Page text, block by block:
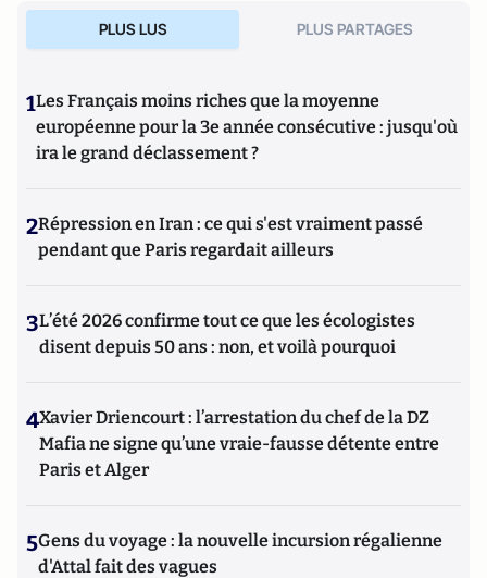
PLUS LUS PLUS PARTAGES
1Les Français moins riches que la moyenne
européenne pour la 3e année consécutive : jusqu'où
ira le grand déclassement ?
2Répression en Iran : ce qui s'est vraiment passé
pendant que Paris regardait ailleurs
3L’été 2026 confirme tout ce que les écologistes
disent depuis 50 ans : non, et voilà pourquoi
4Xavier Driencourt : l’arrestation du chef de la DZ
Mafia ne signe qu’une vraie-fausse détente entre
Paris et Alger
5Gens du voyage : la nouvelle incursion régalienne
d'Attal fait des vagues